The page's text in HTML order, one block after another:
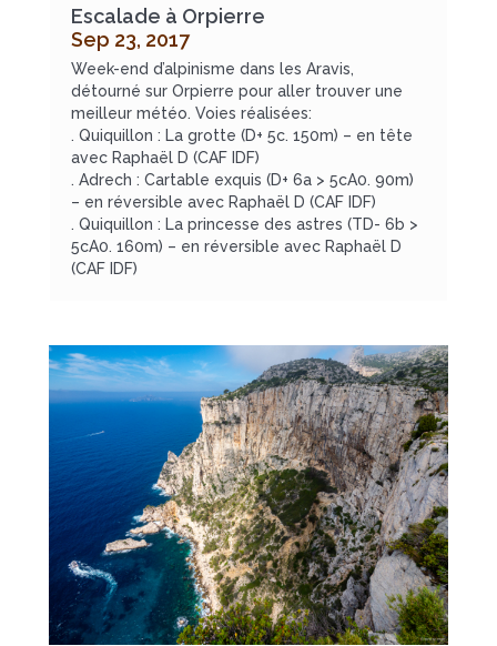
Escalade à Orpierre
Sep 23, 2017
Week-end d’alpinisme dans les Aravis,
détourné sur Orpierre pour aller trouver une
meilleur météo. Voies réalisées:
. Quiquillon : La grotte (D+ 5c. 150m) – en tête
avec Raphaël D (CAF IDF)
. Adrech : Cartable exquis (D+ 6a > 5cA0. 90m)
– en réversible avec Raphaël D (CAF IDF)
. Quiquillon : La princesse des astres (TD- 6b >
5cA0. 160m) – en réversible avec Raphaël D
(CAF IDF)